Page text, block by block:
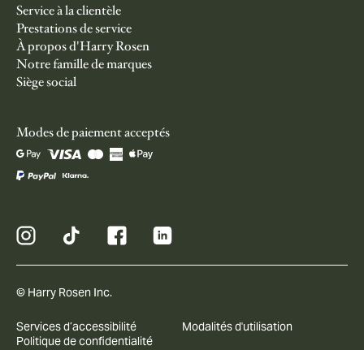
Service à la clientèle
Prestations de service
À propos d'Harry Rosen
Notre famille de marques
Siège social
Modes de paiement acceptés
© Harry Rosen Inc.
Services d’accessibilité
Modalités d'utilisation
Politique de confidentialité